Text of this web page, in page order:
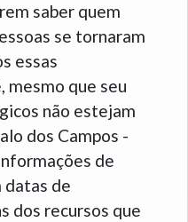
saber quem
se tornaram
essas
mesmo que seu
não estejam
dos Campos -
de
datas de
dos recursos que